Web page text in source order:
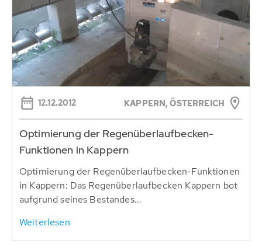
12.12.2012 KAPPERN, ÖSTERREICH
Optimierung der Regenüberlaufbecken-
Funktionen in Kappern
Optimierung der Regenüberlaufbecken-Funktionen
in Kappern: Das Regenüberlaufbecken Kappern bot
aufgrund seines Bestandes...
Weiterlesen